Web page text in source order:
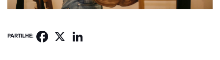
PARTILHE: Facebook